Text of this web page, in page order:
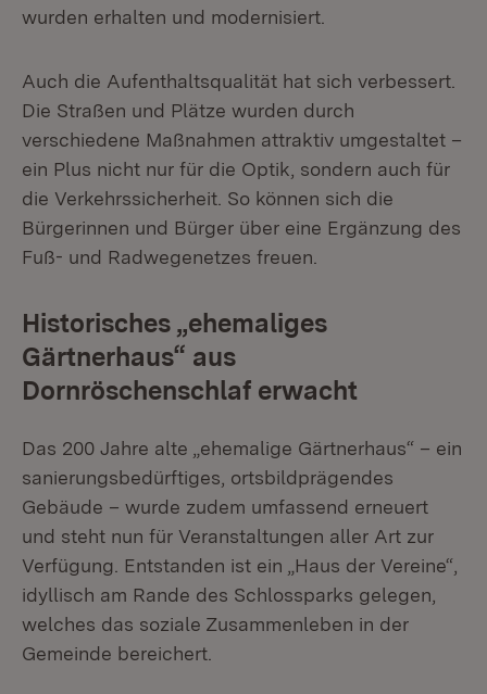
wurden erhalten und modernisiert.
Auch die Aufenthaltsqualität hat sich verbessert.
Die Straßen und Plätze wurden durch
verschiedene Maßnahmen attraktiv umgestaltet –
ein Plus nicht nur für die Optik, sondern auch für
die Verkehrssicherheit. So können sich die
Bürgerinnen und Bürger über eine Ergänzung des
Fuß- und Radwegenetzes freuen.
Historisches „ehemaliges
Gärtnerhaus“ aus
Dornröschenschlaf erwacht
Das 200 Jahre alte „ehemalige Gärtnerhaus“ – ein
sanierungsbedürftiges, ortsbildprägendes
Gebäude – wurde zudem umfassend erneuert
und steht nun für Veranstaltungen aller Art zur
Verfügung. Entstanden ist ein „Haus der Vereine“,
idyllisch am Rande des Schlossparks gelegen,
welches das soziale Zusammenleben in der
Gemeinde bereichert.